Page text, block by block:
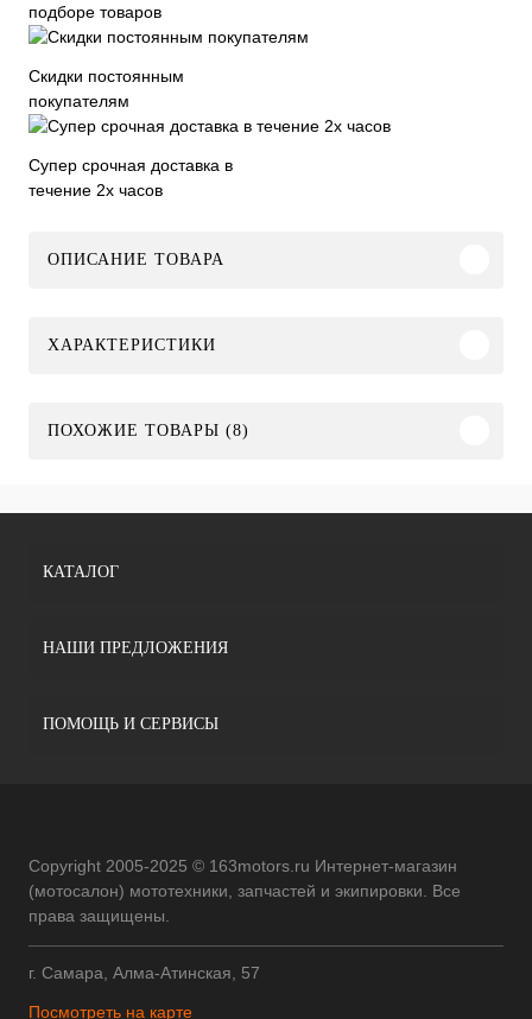
подборе товаров
Скидки постоянным
покупателям
Супер срочная доставка в
течение 2х часов
ОПИСАНИЕ ТОВАРА
ХАРАКТЕРИСТИКИ
ПОХОЖИЕ ТОВАРЫ (8)
КАТАЛОГ
НАШИ ПРЕДЛОЖЕНИЯ
ПОМОЩЬ И СЕРВИСЫ
Copyright 2005-2025 © 163motors.ru Интернет-магазин
(мотосалон) мототехники, запчастей и экипировки. Все
права защищены.
г. Самара, Алма-Атинская, 57
Посмотреть на карте